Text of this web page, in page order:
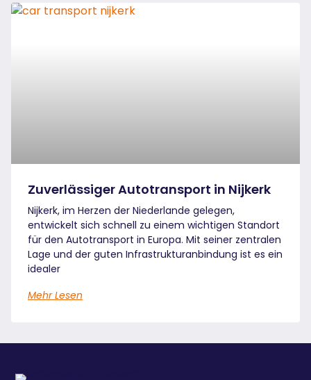
Zuverlässiger Autotransport in Nijkerk
Nijkerk, im Herzen der Niederlande gelegen,
entwickelt sich schnell zu einem wichtigen Standort
für den Autotransport in Europa. Mit seiner zentralen
Lage und der guten Infrastrukturanbindung ist es ein
idealer
Mehr Lesen